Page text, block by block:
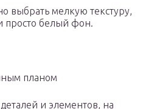
выбрать мелкую текстуру,
просто белый фон.
планом
и элементов, на